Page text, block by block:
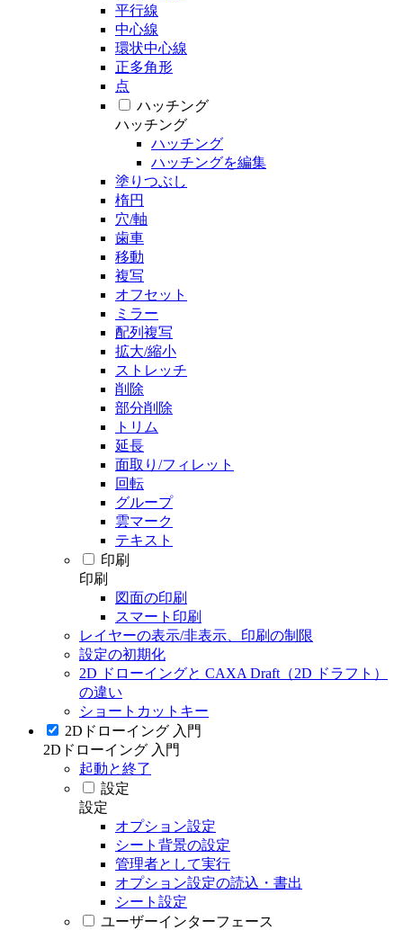
平行線
中心線
環状中心線
正多角形
点
ハッチング
ハッチング
ハッチング
ハッチングを編集
塗りつぶし
楕円
穴/軸
歯車
移動
複写
オフセット
ミラー
配列複写
拡大/縮小
ストレッチ
削除
部分削除
トリム
延長
面取り/フィレット
回転
グループ
雲マーク
テキスト
印刷
印刷
図面の印刷
スマート印刷
レイヤーの表示/非表示、印刷の制限
設定の初期化
2D ドローイングと CAXA Draft（2D ドラフト）
の違い
ショートカットキー
2Dドローイング 入門
2Dドローイング 入門
起動と終了
設定
設定
オプション設定
シート背景の設定
管理者として実行
オプション設定の読込・書出
シート設定
ユーザーインターフェース